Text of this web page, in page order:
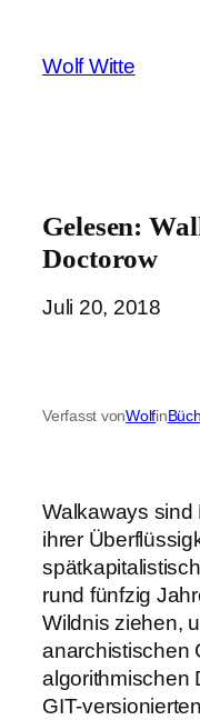
springen
Wolf Witte
Gelesen:
Doctorow
Juli 20, 2018
Verfasst vonWolfin
Walkaways
ihrer
rund fünfzig
Wildnis ziehen,
anarchistischen
algorithmischen
GIT-